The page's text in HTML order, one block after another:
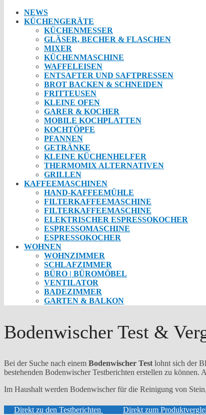
NEWS
KÜCHENGERÄTE
KÜCHENMESSER
GLÄSER, BECHER & FLASCHEN
MIXER
KÜCHENMASCHINE
WAFFELEISEN
ENTSAFTER UND SAFTPRESSEN
BROT BACKEN & SCHNEIDEN
FRITTEUSEN
KLEINE OFEN
GARER & KOCHER
MOBILE KOCHPLATTEN
KOCHTÖPFE
PFANNEN
GETRÄNKE
KLEINE KÜCHENHELFER
THERMOMIX ALTERNATIVEN
GRILLEN
KAFFEEMASCHINEN
HAND-KAFFEEMÜHLE
FILTERKAFFEEMASCHINE
FILTERKAFFEEMASCHINE
ELEKTRISCHER ESPRESSOKOCHER
ESPRESSOMASCHINE
ESPRESSOKOCHER
WOHNEN
WOHNZIMMER
SCHLAFZIMMER
BÜRO | BÜROMÖBEL
VENTILATOR
BADEZIMMER
GARTEN & BALKON
Bodenwischer Test &
Bei der Suche nach einem Bodenwischer Test lohnt sich der
bestehenden Bodenwischer Testberichten erstellen zu
Im Haushalt werden Bodenwischer für die Reinigung von
Direkt zu den Testberichten Direkt zum